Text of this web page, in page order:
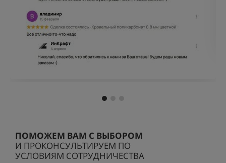
ПОМОЖЕМ ВАМ С ВЫБОРОМ
И ПРОКОНСУЛЬТИРУЕМ ПО
УСЛОВИЯМ СОТРУДНИЧЕСТВА